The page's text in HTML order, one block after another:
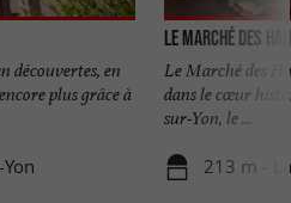
découvertes, en
plus grâce à
Le Marché des
Le Marché des
dans le cœur
sur-Yon, le ...
213 m -